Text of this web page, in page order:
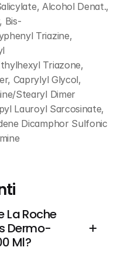
Alcohol Denat.,
Bis-
Triazine,
Triazone,
Caprylyl Glycol,
Stearyl Dimer
Lauroyl Sarcosinate,
Dicamphor Sulfonic
La Roche
Dermo-
Ml?